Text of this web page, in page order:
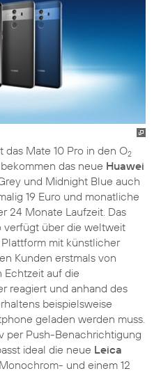
das Mate 10 Pro in den O2
das neue Huawei
und Midnight Blue auch
19 Euro und monatliche
24 Monate Laufzeit. Das
verfügt über die weltweit
Plattform mit künstlicher
Kunden erstmals von
Echtzeit auf die
reagiert und anhand des
beispielsweise
geladen werden muss.
per Push-Benachrichtigung
ideal die neue Leica
und einem 12